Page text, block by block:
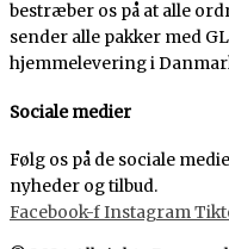
bestræber os på at alle
sender alle pakker med
hjemmelevering i
Sociale medier
Følg os på de sociale
nyheder og tilbud.
Facebook-fInstagram